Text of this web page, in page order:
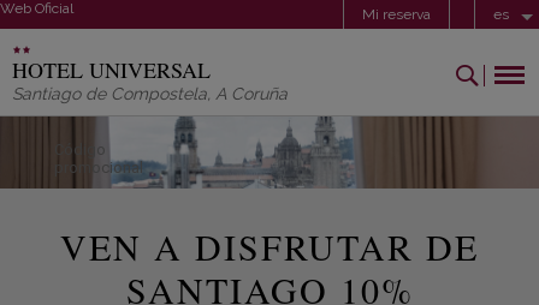
Web Oficial Mi reserva es
HOTEL UNIVERSAL
Santiago de Compostela A Coruña
Código
promocional
VEN A DISFRUTAR DE
SANTIAGO 10%